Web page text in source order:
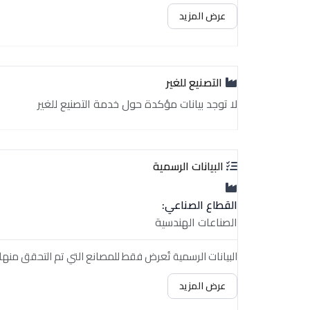
غير متوفر حالياً
عرض المزيد
التصنيع للغير
لا توجد بيانات مؤكدة حول خدمة التصنيع للغير
البيانات الرسمية
القطاع الصناعي:
الصناعات الهندسية
البيانات الرسمية تُعرض فقط للمصانع التي تم التحقق
عرض المزيد